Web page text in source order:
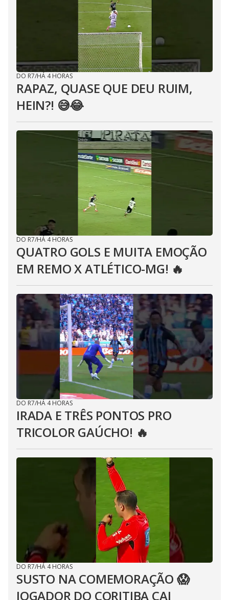
DO R7/HÁ 4 HORAS
RAPAZ, QUASE QUE DEU RUIM,
HEIN?! 😅😂⁣
DO R7/HÁ 4 HORAS
QUATRO GOLS E MUITA EMOÇÃO
EM REMO X ATLÉTICO-MG! 🔥
DO R7/HÁ 4 HORAS
IRADA E TRÊS PONTOS PRO
TRICOLOR GAÚCHO! 🔥
DO R7/HÁ 4 HORAS
SUSTO NA COMEMORAÇÃO 😱
JOGADOR DO CORITIBA CAI